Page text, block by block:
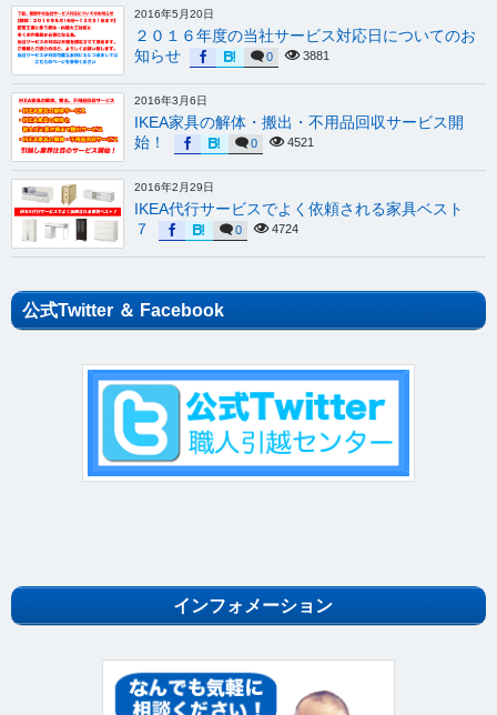
2016年5月20日
２０１６年度の当社サービス対応日についてのお
知らせ
0 3881
2016年3月6日
IKEA家具の解体・搬出・不用品回収サービス開
始！
0 4521
2016年2月29日
IKEA代行サービスでよく依頼される家具ベスト
７
0 4724
公式Twitter ＆ Facebook
インフォメーション